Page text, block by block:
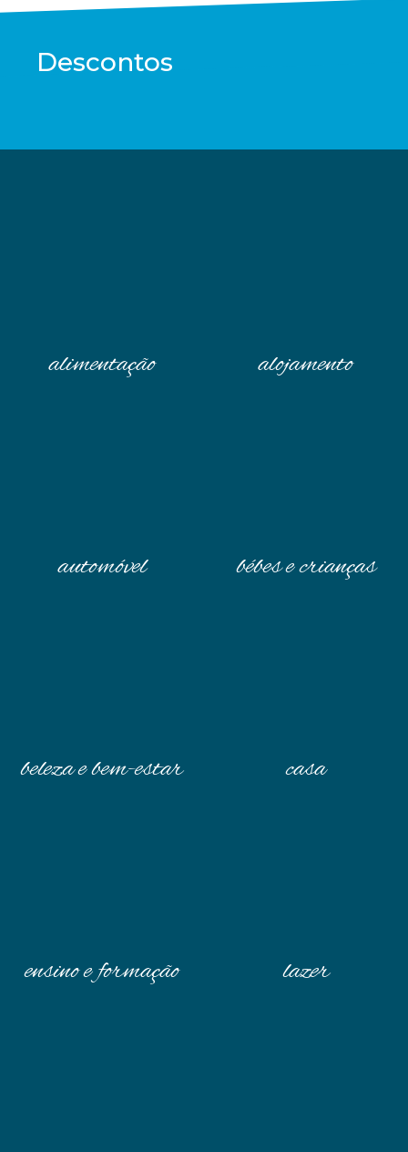
Descontos
alimentação alojamento
automóvel bébes e crianças
beleza e bem-estar casa
ensino e formação lazer